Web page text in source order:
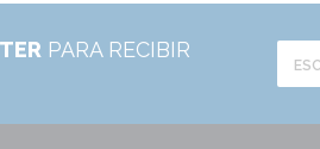
PARA RECIBIR